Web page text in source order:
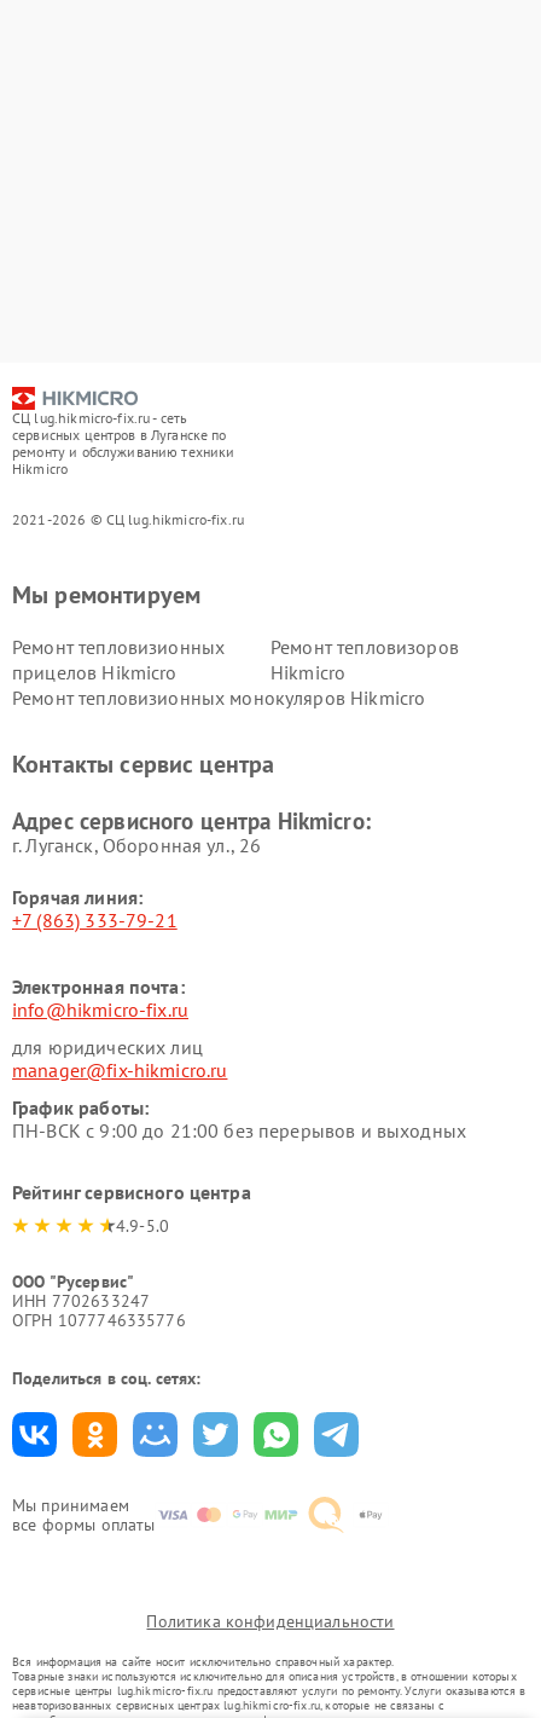
СЦ lug.hikmicro-fix.ru - сеть
сервисных центров в Луганске по
ремонту и обслуживанию техники
Hikmicro
2021-2026 © СЦ lug.hikmicro-fix.ru
Мы принимаем
все формы оплаты
Мы ремонтируем
Ремонт тепловизионных
прицелов Hikmicro
Ремонт тепловизоров
Hikmicro
Ремонт тепловизионных монокуляров Hikmicro
Контакты сервис центра
Адрес сервисного центра Hikmicro:
г. Луганск, Оборонная ул., 26
Горячая линия:
+7 (863) 333-79-21
Электронная почта:
info@hikmicro-fix.ru
для юридических лиц
manager@fix-hikmicro.ru
График работы:
ПН-ВСК с 9:00 до 21:00 без перерывов и выходных
Рейтинг сервисного центра
4.9-5.0
ООО "Русервис"
ИНН 7702633247
ОГРН 1077746335776
Поделиться в соц. сетях:
Политика конфиденциальности
Вся информация на сайте носит исключительно справочный характер.
Товарные знаки используются исключительно для описания устройств, в отношении которых
сервисные центры lug.hikmicro-fix.ru предоставляют услуги по ремонту. Услуги оказываются в
неавторизованных сервисных центрах lug.hikmicro-fix.ru, которые не связаны с